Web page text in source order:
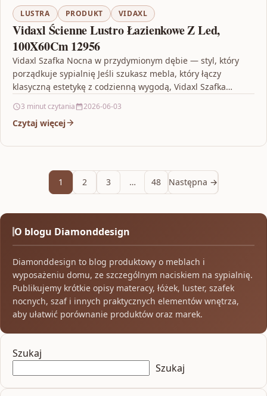
LUSTRA PRODUKT VIDAXL
Vidaxl Ścienne Lustro Łazienkowe Z Led,
100X60Cm 12956
Vidaxl Szafka Nocna w przydymionym dębie — styl, który
porządkuje sypialnię Jeśli szukasz mebla, który łączy
klasyczną estetykę z codzienną wygodą, Vidaxl Szafka
3 minut czytania 2026-06-03
Czytaj więcej
1 2 3 … 48 Następna →
O blogu Diamonddesign
Diamonddesign to blog produktowy o meblach i
wyposażeniu domu, ze szczególnym naciskiem na sypialnię.
Publikujemy krótkie opisy materacy, łóżek, luster, szafek
nocnych, szaf i innych praktycznych elementów wnętrza,
aby ułatwić porównanie produktów oraz marek.
Szukaj
Szukaj